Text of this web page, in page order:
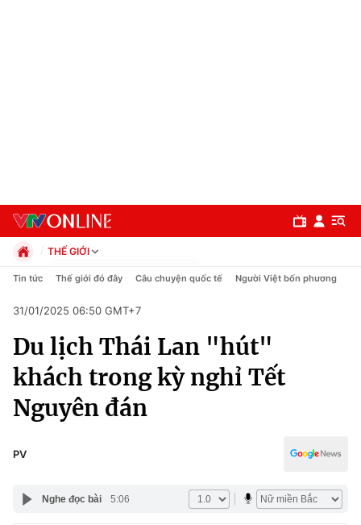
Chuyên mục
Chính trị
Xã hội
Pháp luật
Y tế
THẾ GIỚI
Chính trị
Pháp luật
Kinh tế
Thể thao
Truyền hình
Văn hóa - Giải trí
Y tế
Tin tức Thế giới đó đây Câu chuyện quốc tế Người Việt bốn phương
31/01/2025 06:50 GMT+7
Du lịch Thái Lan "hút"
khách trong kỳ nghỉ Tết
Nguyên đán
PV
Nghe đọc bài 5:06